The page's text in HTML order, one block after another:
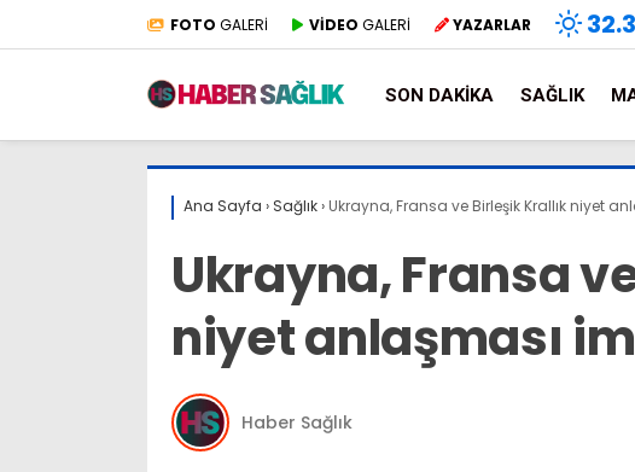
FOTO GALERİ VİDEO GALERİ YAZARLAR 32.3
SON DAKIKA SAĞLIK
Ana Sayfa › Sağlık› Ukrayna, Fransa ve Birleşik Krallık niyet
Ukrayna, Fransa
niyet anlaşması
Haber Sağlık